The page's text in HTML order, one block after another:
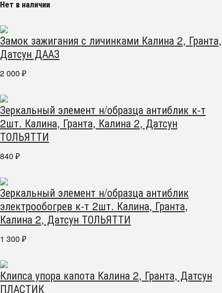
Нет в наличии
Замок зажигания с личинками Калина 2, Гранта,
Датсун ДААЗ
2 000 ₽
Зеркальный элемент н/образца антиблик к-т
2шт. Калина, Гранта, Калина 2, Датсун
ТОЛЬЯТТИ
840 ₽
Зеркальный элемент н/образца антиблик
электрообогрев к-т 2шт. Калина, Гранта,
Калина 2, Датсун ТОЛЬЯТТИ
1 300 ₽
Клипса упора капота Калина 2, Гранта, Датсун
ПЛАСТИК